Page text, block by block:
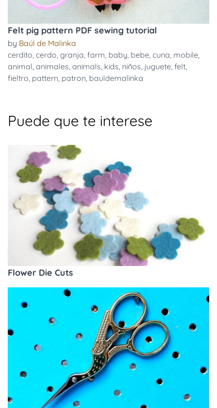
Felt pig pattern PDF sewing tutorial
by Baúl de Malinka
cerdito, cerdo, granja, farm, baby, bebe, cuna, mobile,
animal, animales, animals, kids, niños, juguete, felt,
fieltro, pattern, patron, bauldemalinka
Puede que te interese
Flower Die Cuts